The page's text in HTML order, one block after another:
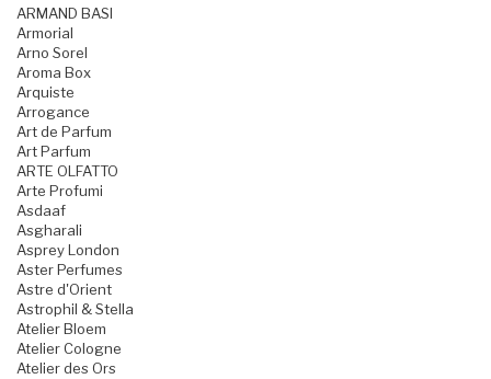
ARMAND BASI
Armorial
Arno Sorel
Aroma Box
Arquiste
Arrogance
Art de Parfum
Art Parfum
ARTE OLFATTO
Arte Profumi
Asdaaf
Asgharali
Asprey London
Aster Perfumes
Astre d'Orient
Astrophil & Stella
Atelier Bloem
Atelier Cologne
Atelier des Ors